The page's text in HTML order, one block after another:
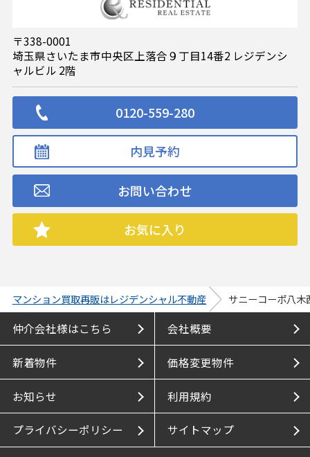
〒338-0001
埼玉県さいたま市中央区上落合９丁目14番2 レジデンシ
ャルビル 2階
0120-559-280
内見予約
お問い合わせ
お気に入り
マンション買取再販はレジデンシャル不動産 サニーコーポ八木
仲介会社様はこちら 会社概要
新着物件 価格変更物件
お知らせ 利用規約
プライバシーポリシー サイトマップ